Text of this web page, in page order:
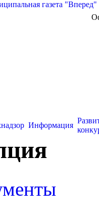
газета "Вперед"
Информация